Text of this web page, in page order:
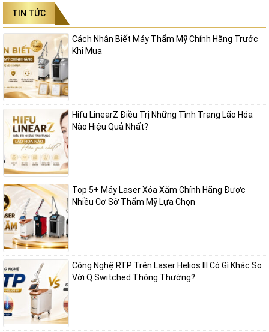
TIN TỨC
Cách Nhận Biết Máy Thẩm Mỹ Chính Hãng Trước
Khi Mua
Hifu LinearZ Điều Trị Những Tình Trạng Lão Hóa
Nào Hiệu Quả Nhất?
Top 5+ Máy Laser Xóa Xăm Chính Hãng Được
Nhiều Cơ Sở Thẩm Mỹ Lựa Chọn
Công Nghệ RTP Trên Laser Helios III Có Gì Khác So
Với Q Switched Thông Thường?